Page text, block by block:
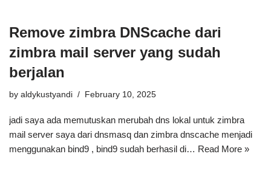
Remove zimbra DNScache dari
zimbra mail server yang sudah
berjalan
by aldykustyandi February 10, 2025
jadi saya ada memutuskan merubah dns lokal untuk zimbra
mail server saya dari dnsmasq dan zimbra dnscache menjadi
menggunakan bind9 , bind9 sudah berhasil di… Read More »